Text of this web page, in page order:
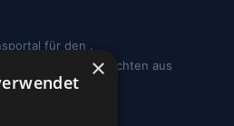
für den .
und Geschichten aus
×